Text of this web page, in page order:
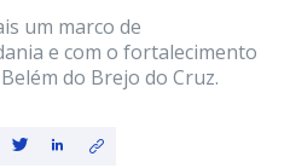
um marco de
e com o fortalecimento
do Brejo do Cruz.